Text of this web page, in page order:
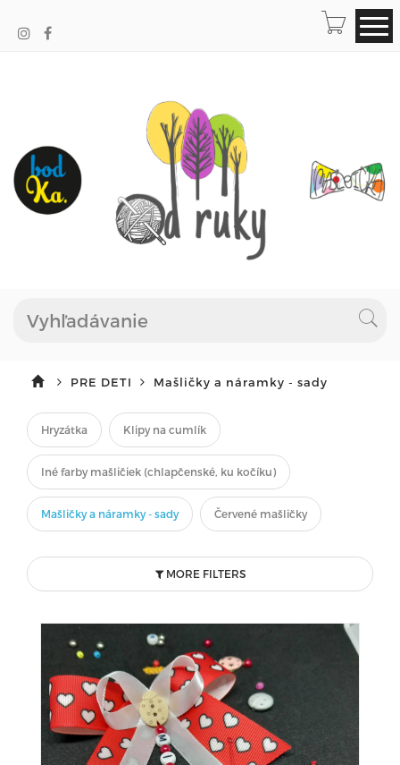
PRE DETI Mašličky a náramky - sady
Hryzátka Klipy na cumlík
Iné farby mašličiek (chlapčenské, ku kočíku)
Mašličky a náramky - sady Červené mašličky
MORE FILTERS